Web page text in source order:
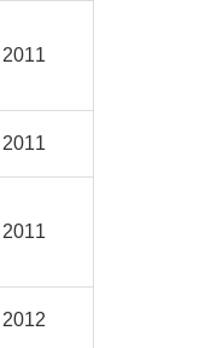
2011
2011
2011
2012